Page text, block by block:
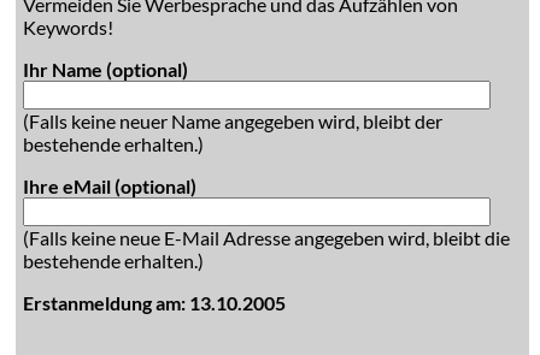
Keywords!
Ihr Name (optional)
(Falls keine neuer Name angegeben wird, bleibt der
bestehende erhalten.)
Ihre eMail (optional)
(Falls keine neue E-Mail Adresse angegeben wird, bleibt die
bestehende erhalten.)
Erstanmeldung am: 13.10.2005